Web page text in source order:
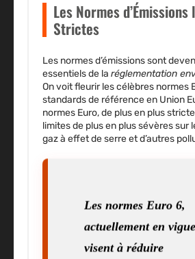
Les Normes
Strictes
Les normes d’émissionssont
essentiels de la réglementation
On voit fleurir les célèbres normes
standards de référence en Union
normes Euro, de plus en plus
limites de plus en plus sévères sur
gaz à effet de serreet d’autres
Les normes Euro 6,
actuellement en
visent à réduire